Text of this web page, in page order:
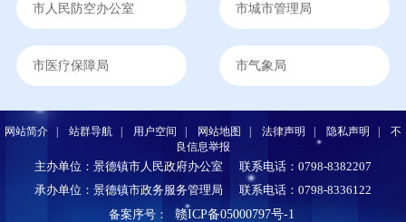
市人民防空办公室 市城市管理局
市医疗保障局 市气象局
网站简介 | 站群导航 | 用户空间 | 网站地图 | 法律声明 | 隐私声明 |
不
良信息举报
主办单位：景德镇市人民政府办公室
联系电话：0798-8382207
承办单位：景德镇市政务服务管理局
联系电话：0798-8336122
备案序号：
赣ICP备05000797号-1